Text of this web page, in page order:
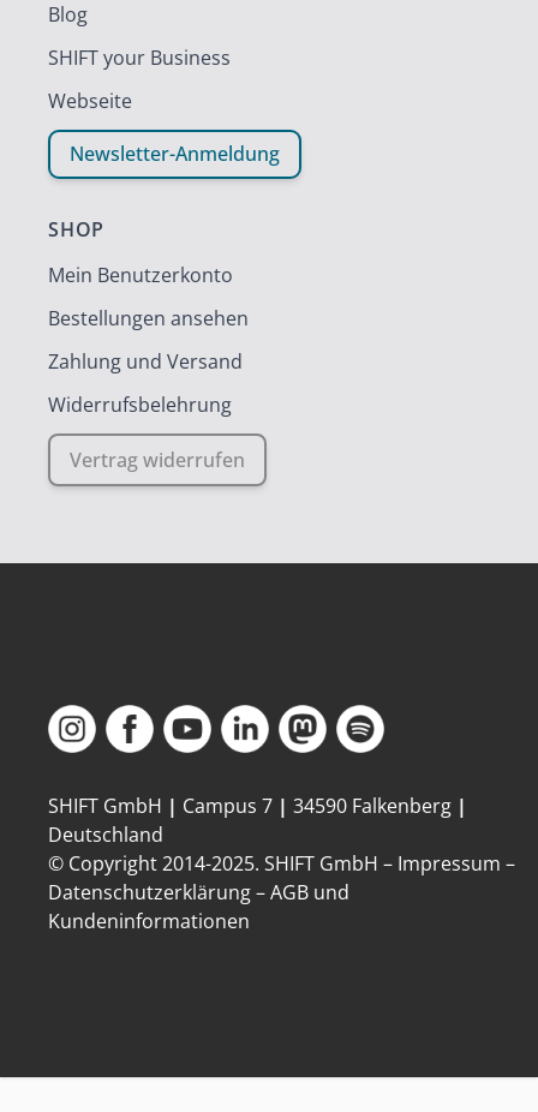
Blog
SHIFT your Business
Webseite
Newsletter-Anmeldung
SHOP
Mein Benutzerkonto
Bestellungen ansehen
Zahlung und Versand
Widerrufsbelehrung
Vertrag widerrufen
SHIFT GmbH | Campus 7 | 34590 Falkenberg |
Deutschland
© Copyright 2014-2025. SHIFT GmbH – Impressum –
Datenschutzerklärung–AGB und
Kundeninformationen